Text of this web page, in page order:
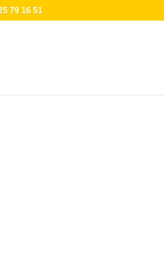
79 16 51
"13349" non trouvé.